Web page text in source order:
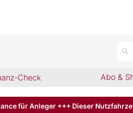
Check Abo &
für Anleger +++ Dieser